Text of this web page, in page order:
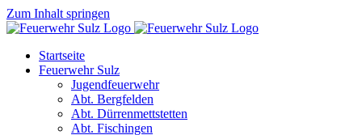
Zum Inhalt springen
Startseite
Feuerwehr Sulz
Jugendfeuerwehr
Abt. Bergfelden
Abt. Dürrenmettstetten
Abt. Fischingen